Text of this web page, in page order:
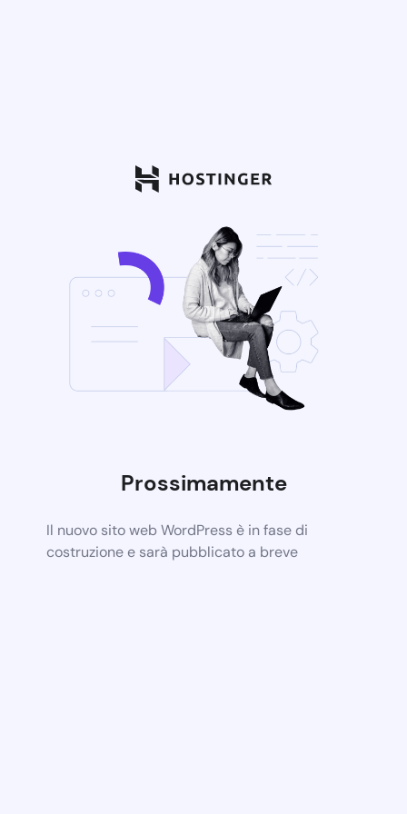
Prossimamente
Il nuovo sito web WordPress è in fase di
costruzione e sarà pubblicato a breve